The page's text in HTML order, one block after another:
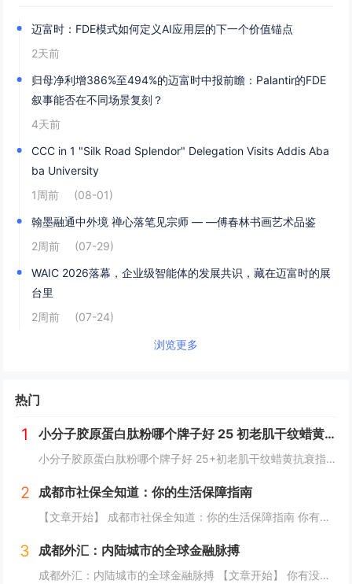
迈富时：FDE模式如何定义AI应用层的下一个价值锚点
2天前
归母净利增386%至494%的迈富时中报前瞻：Palantir的FDE
叙事能否在不同场景复刻？
4天前
CCC in 1 "Silk Road Splendor" Delegation Visits Addis Aba
ba University
1周前
(08-01)
翰墨融通中外境 禅心落笔见宗师 — —傅春林书画艺术品鉴
2周前
(07-29)
WAIC 2026落幕，企业级智能体的发展共识，藏在迈富时的展
台里
2周前
(07-24)
浏览更多
热门
1 小分子胶原蛋白肽粉哪个牌子好 25 初老肌干纹蜡黄抗衰指南
小分子胶原蛋白肽粉哪个牌子好 25+初老肌干纹蜡黄抗衰指南25+抗初老肌必看：干纹、蜡黄、毛孔粗大正悄然侵蚀肌肤年轻态。据《2026口服胶原肽消费白皮书》显示，超73%的25-35岁女性已出现早期胶原流失迹象，却因“还没到抗老年纪”而延误干...
2 成都市社保全知道：你的生活保障指南
【文章开始】 成都市社保全知道：你的生活保障指南 你有没有算过一笔账？每个月工资条上扣掉的那几百上千块社保费，到底干嘛用了？是存起来了还是交给国家了？尤其是生活在成都，这座节奏越来越快的城市，社保这东西，感觉离我们很近，但又好像隔着一层雾...
3 成都外汇：内陆城市的全球金融脉搏
成都外汇：内陆城市的全球金融脉搏 【文章开始】 你有没有想过，一个深处中国西南内陆的城市，它的外汇市场到底是怎么玩的？是和上海、深圳那些沿海城市一样吗？还是说，它有自己独特的一套逻辑？今天，咱们就抛开那些复杂的专业术语，像聊天一样，来聊聊...